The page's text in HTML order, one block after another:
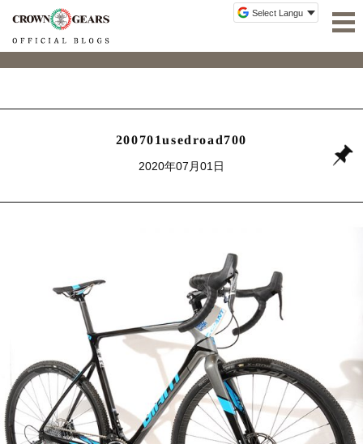
200701usedroad700
2020年07月01日